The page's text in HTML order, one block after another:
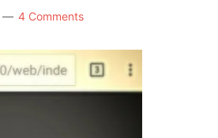
y
4 Comments